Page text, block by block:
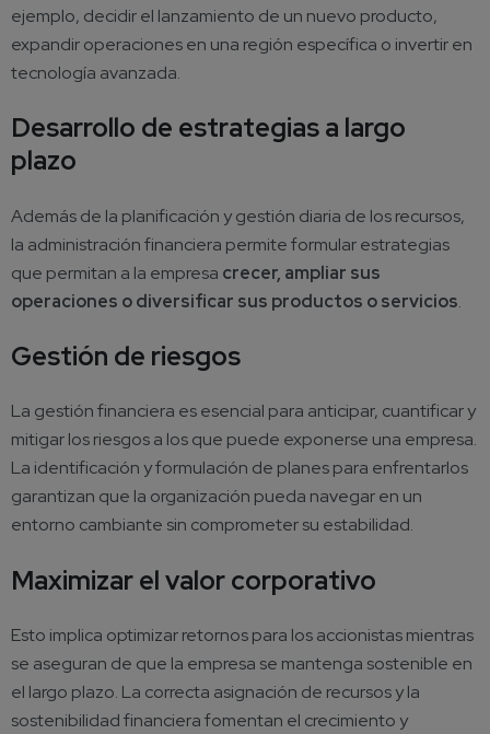
ejemplo, decidir el lanzamiento de un nuevo producto,
expandir operaciones en una región específica o invertir en
tecnología avanzada.
Desarrollo de estrategias a largo
plazo
Además de la planificación y gestión diaria de los recursos,
la administración financiera permite formular estrategias
que permitan a la empresa crecer, ampliar sus
operaciones o diversificar sus productos o servicios.
Gestión de riesgos
La gestión financiera es esencial para anticipar, cuantificar y
mitigar los riesgos a los que puede exponerse una empresa.
La identificación y formulación de planes para enfrentarlos
garantizan que la organización pueda navegar en un
entorno cambiante sin comprometer su estabilidad.
Maximizar el valor corporativo
Esto implica optimizar retornos para los accionistas mientras
se aseguran de que la empresa se mantenga sostenible en
el largo plazo. La correcta asignación de recursos y la
sostenibilidad financiera fomentan el crecimiento y